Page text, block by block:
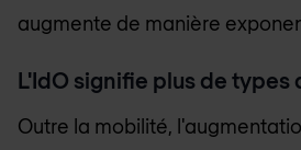
augmente de manière
L'IdO signifie plus de types
Outre la mobilité,